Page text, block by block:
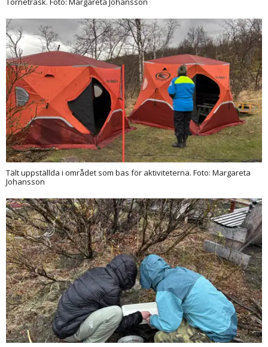
Tält uppställda i området som bas för aktiviteterna. Foto: Margareta
Johansson